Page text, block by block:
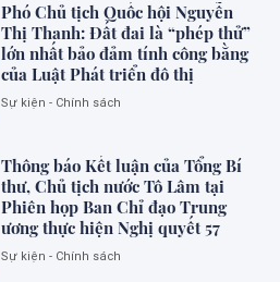
Phó Chủ tịch Quốc hội Nguyễn
Thị Thanh: Đất đai là “phép thử”
lớn nhất bảo đảm tính công bằng
của Luật Phát triển đô thị
Sự kiện - Chính sách
Thông báo Kết luận của Tổng Bí
thư, Chủ tịch nước Tô Lâm tại
Phiên họp Ban Chỉ đạo Trung
ương thực hiện Nghị quyết 57
Sự kiện - Chính sách